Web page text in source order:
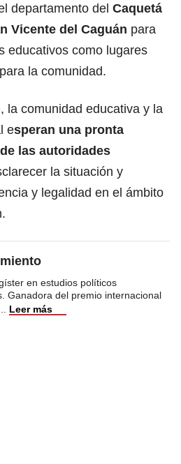
departamento del Caquetá
Vicente del Caguán para
educativos como lugares
la comunidad.
la comunidad educativa y la
esperan una pronta
las autoridades
la situación y
y legalidad en el ámbito
en estudios políticos
Ganadora del premio internacional
Leer más